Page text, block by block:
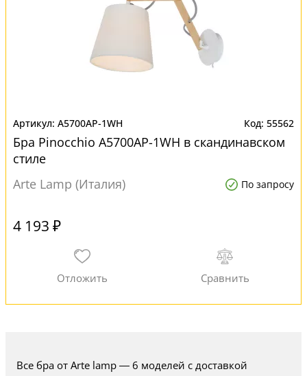
A5700AP-1WH 55562
Бра Pinocchio A5700AP-1WH в скандинавском
стиле
Arte Lamp (Италия)
По запросу
4 193 ₽
Все бра от Arte lamp — 6 моделей с доставкой